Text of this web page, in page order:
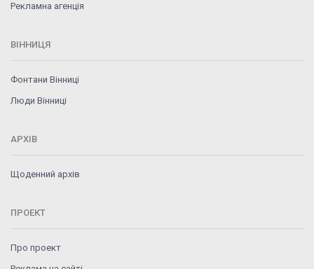
Рекламна агенція
ВІННИЦЯ
Фонтани Вінниці
Люди Вінниці
АРХІВ
Щоденний архів
ПРОЕКТ
Про проект